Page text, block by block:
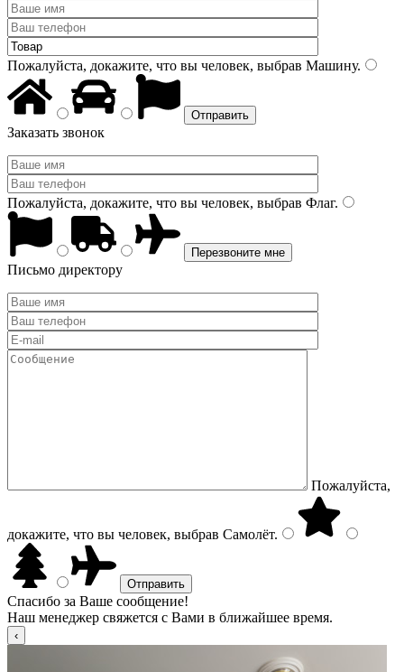
Пожалуйста, докажите, что вы человек, выбрав Машину.
Заказать звонок
Пожалуйста, докажите, что вы человек, выбрав Флаг.
Письмо директору
Пожалуйста,
докажите, что вы человек, выбрав Самолёт.
Спасибо за Ваше сообщение!
Наш менеджер свяжется с Вами в ближайшее время.